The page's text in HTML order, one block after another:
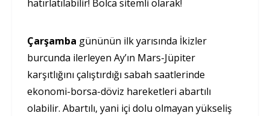
hatırlatılabilir! Bolca sitemli olarak!
Çarşamba gününün ilk yarısında İkizler
burcunda ilerleyen Ay’ın Mars-Jüpiter
karşıtlığını çalıştırdığı sabah saatlerinde
ekonomi-borsa-döviz hareketleri abartılı
olabilir. Abartılı, yani içi dolu olmayan yükseliş